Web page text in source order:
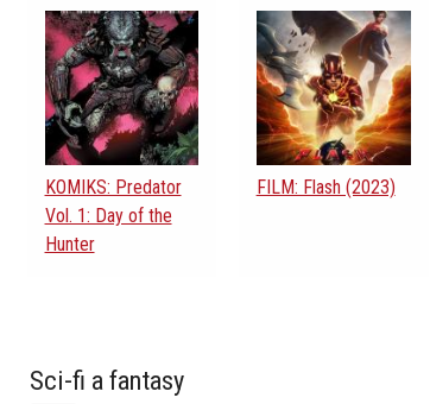
KOMIKS: Predator
Vol. 1: Day of the
Hunter
FILM: Flash (2023)
Sci-fi a fantasy